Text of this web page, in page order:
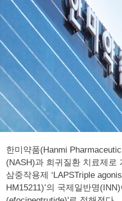
한미약품(Hanmi
(NASH)과 희귀질환 치료제로
삼중작용제 ‘LAPSTriple
HM15211)’의 국제일반명